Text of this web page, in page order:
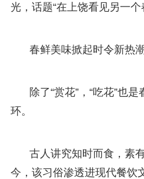
光，话题“在上饶看见另一个
春鲜美味掀起时令新热
除了“赏花”，“吃花”也
环。
古人讲究知时而食，素
今，该习俗渗透进现代餐饮